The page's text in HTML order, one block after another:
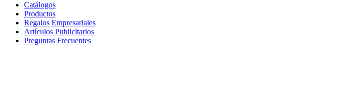
Catálogos
Productos
Regalos Empresariales
Artículos Publicitarios
Preguntas Frecuentes